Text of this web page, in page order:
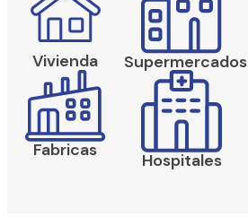
Vivienda Supermercados
Fabricas
Hospitales